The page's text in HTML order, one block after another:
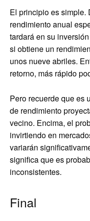
El principio es simple.
rendimiento anual
tardará en su
si obtiene un
unos nueve abriles.
retorno, más rápido
Pero recuerde que es
de rendimiento
vecino. Encima, el
invirtiendo en
variarán
significa que es
inconsistentes.
Final